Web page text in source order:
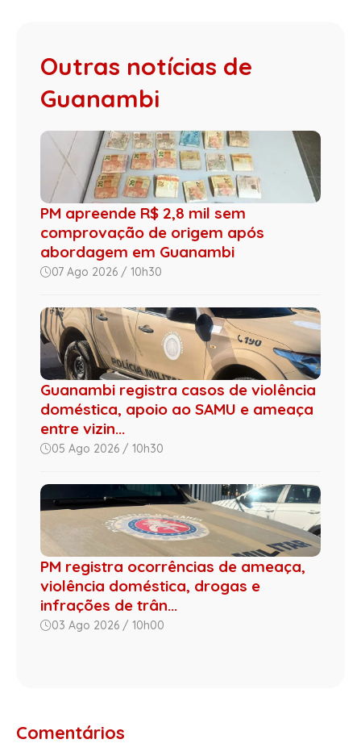
Outras notícias de
Guanambi
PM apreende R$ 2,8 mil sem
comprovação de origem após
abordagem em Guanambi
07 Ago 2026 / 10h30
Guanambi registra casos de violência
doméstica, apoio ao SAMU e ameaça
entre vizin...
05 Ago 2026 / 10h30
PM registra ocorrências de ameaça,
violência doméstica, drogas e
infrações de trân...
03 Ago 2026 / 10h00
Comentários